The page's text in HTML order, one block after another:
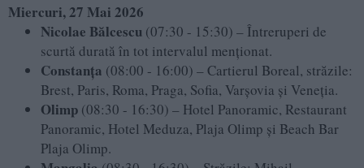
Miercuri, 27 Mai 2026
Nicolae Bălcescu (07:30 - 15:30) – Întreruperi de
scurtă durată în tot intervalul menționat.
Constanța (08:00 - 16:00) – Cartierul Boreal, străzile:
Brest, Paris, Roma, Praga, Sofia, Varșovia și Veneția.
Olimp (08:30 - 16:30) – Hotel Panoramic, Restaurant
Panoramic, Hotel Meduza, Plaja Olimp și Beach Bar
Plaja Olimp.